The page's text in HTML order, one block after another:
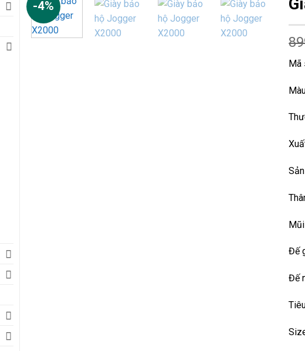
-4%
Mã
Đế
Đế